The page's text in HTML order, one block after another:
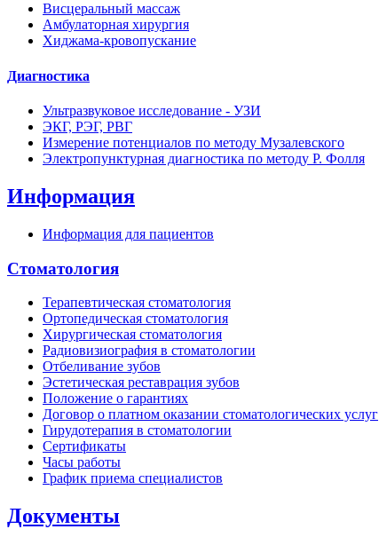
Висцеральный массаж
Амбулаторная хирургия
Хиджама-кровопускание
Диагностика
Ультразвуковое исследование - УЗИ
ЭКГ, РЭГ, РВГ
Измерение потенциалов по методу Музалевского
Электропунктурная диагностика по методу Р. Фолля
Информация
Информация для пациентов
Стоматология
Терапевтическая стоматология
Ортопедическая стоматология
Хирургическая стоматология
Радиовизиография в стоматологии
Отбеливание зубов
Эстетическая реставрация зубов
Положение о гарантиях
Договор о платном оказании стоматологических услуг
Гирудотерапия в стоматологии
Сертификаты
Часы работы
График приема специалистов
Документы